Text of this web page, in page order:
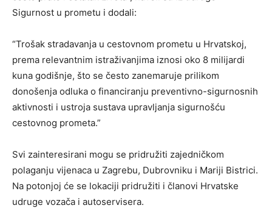
Sigurnost u prometu i dodali:
“Trošak stradavanja u cestovnom prometu u Hrvatskoj,
prema relevantnim istraživanjima iznosi oko 8 milijardi
kuna godišnje, što se često zanemaruje prilikom
donošenja odluka o financiranju preventivno-sigurnosnih
aktivnosti i ustroja sustava upravljanja sigurnošću
cestovnog prometa.”
Svi zainteresirani mogu se pridružiti zajedničkom
polaganju vijenaca u Zagrebu, Dubrovniku i Mariji Bistrici.
Na potonjoj će se lokaciji pridružiti i članovi Hrvatske
udruge vozača i autoservisera.